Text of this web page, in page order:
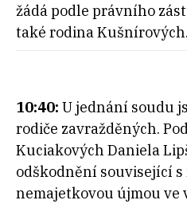
žádá podle právního
také rodina Kušnírových.
10:40: U jednání soudu
rodiče zavražděných.
Kuciakových Daniela
odškodnění související
nemajetkovou újmou ve